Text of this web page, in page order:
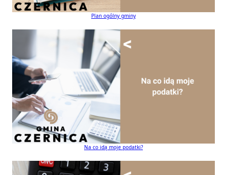
Plan ogólny gminy
Na co idą moje podatki?